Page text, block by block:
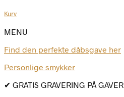
Kurv
MENU
Find den perfekte dåbsgave her
Personlige smykker
✔ GRATIS GRAVERING PÅ GAVER